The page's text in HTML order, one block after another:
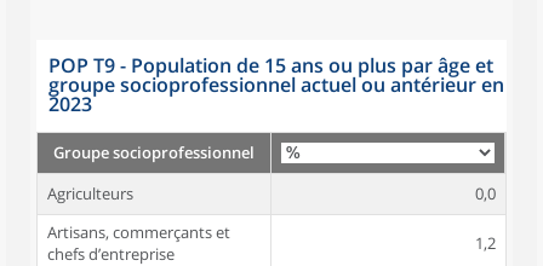
POP T9 - Population de 15 ans ou plus par âge et
groupe socioprofessionnel actuel ou antérieur en
2023
Groupe socioprofessionnel
Agriculteurs
0,0
Artisans, commerçants et
chefs d’entreprise
1,2